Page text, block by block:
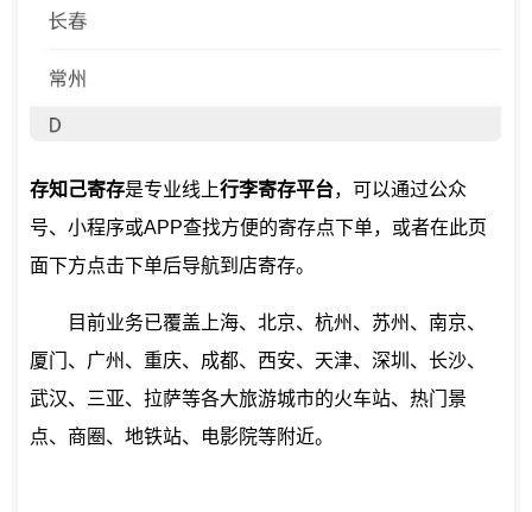
存知己寄存是专业线上行李寄存平台，可以通过公众
号、小程序或APP查找方便的寄存点下单，或者在此页
面下方点击下单后导航到店寄存。
目前业务已覆盖上海、北京、杭州、苏州、南京、
厦门、广州、重庆、成都、西安、天津、深圳、长沙、
武汉、三亚、拉萨等各大旅游城市的火车站、热门景
点、商圈、地铁站、电影院等附近。